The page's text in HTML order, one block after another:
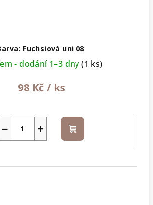
Fuchsiová uni 08
- dodání 1–3 dny(1 ks)
98 Kč / ks
+
− Do
košíku